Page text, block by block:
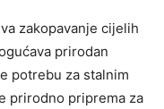
zakopavanje cijelih
prirodan
potrebu za stalnim
prirodno priprema za